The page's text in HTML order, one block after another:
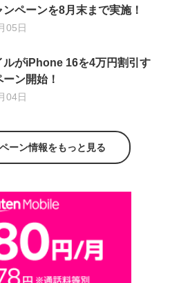
ペーンを8月末まで実施！
05日
ルがiPhone 16を4万円割引す
ン開始！
04日
ーン情報をもっと見る